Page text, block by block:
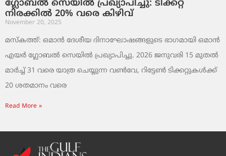
ഗ്ലോബൽ സെയിൽ പ്രഖ്യാപിച്ചു: ടിക്കറ്റ്
നിരക്കിൽ 20% വരെ കിഴിവ്
November 20, 2025
മസ്‌കത്ത്: ഒമാൻ ദേശീയ ദിനാഘോഷങ്ങളുടെ ഭാഗമായി ഒമാൻ
എയർ ഗ്ലോബൽ സെയിൽ പ്രഖ്യാപിച്ചു. 2026 ജനുവരി 15 മുതൽ
മാർച്ച് 31 വരെ യാത്ര ചെയ്യുന്ന വൺവേ, റിട്ടേൺ ടിക്കറ്റുകൾക്ക്
20 ശതമാനം വരെ
Read More »